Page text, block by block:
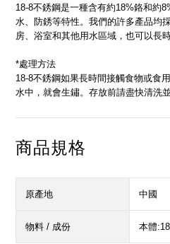
18-8不銹鋼是一種含有約18%鉻和約
水、防銹等特性。我們的許多產品均
房、浴室和其他用水區域，也可以長
*處理方法
18-8不銹鋼如果長時間接觸食物或食
水中，就會生鏽。存放前請盡快清洗並
商品規格
原產地 中國
物料 / 成份 本體